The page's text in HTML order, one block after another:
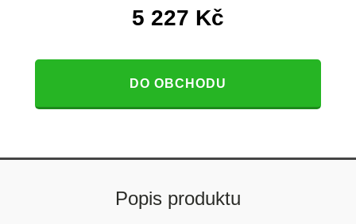
5 227 Kč
DO OBCHODU
Popis produktu